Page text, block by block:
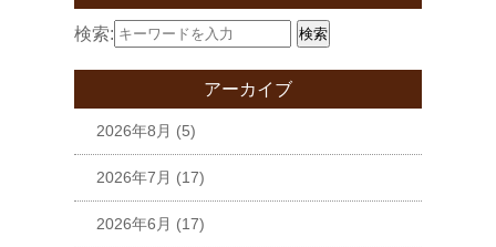
検索: 検索
アーカイブ
2026年8月 (5)
2026年7月 (17)
2026年6月 (17)